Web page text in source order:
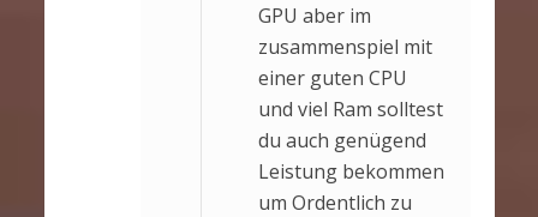
GPU aber im
zusammenspiel mit
einer guten CPU
und viel Ram solltest
du auch genügend
Leistung bekommen
um Ordentlich zu